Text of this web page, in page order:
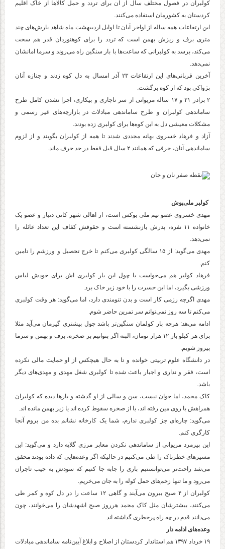
کولبران در فصول مختلف سال از آن برای تردد و حمل کالا‌ها از خاک اقلیم
کردستان به کشورمان استفاده می‌کنند.
این ارتفاعات همه ساله از اواخر آبان تا اوایل اردیبهشت ماه شاهد بارش‌های چند
متری برف و ریزش بهمن است که تردد را برای کوهنوردان قدر هم سخت
می‌کند، برسد به کولبرانی که ساعت‌ها با بار سنگین راه می‌روند و سرما امانشان
نمی‌دهد.
آخرین قربانی‌های این ارتفاعات ۲۳ آذر امسال به دل کوه زدند و جنازه آنان
پژواکی بود که از کوه برگشت.
۲ برادر ۲۱ و ۱۷ ساله مریوانی از سر ناچاری و بیکاری، اجرا نشدن کامل طرح
ساماندهی کولبران و طرح ساماندهی مبادلات در بازارچە‌های غیر رسمی و
مشکلات معیشی دل به این کوه‌ها برای کولبری زده بودند.
آزاد و فرهاد خسروی بهانه مجددی شدند تا همه از کولبران بگویند و از لزوم
ساماندهی آنان، حرفی که همانند ۲ سال قبل فقط در حد حرف ماند.
کولبر ملی‌پوش
مهدی خسروی عضو تیم ملی بوکس است، از اهالی شهر کانی دنیار و عضو یک
خانواده ۱۱ نفره، پدرش بازنشسته است و حقوقش کفاف این تعداد عائله را
نمی‌دهد.
مهدی می‌گوید: از ۱۵ سالگی کولبری می‌کنم تا خرج تحصیل و ورزشم را تامین
کنم.
فرهاد کولبر هم می‌خواست با چول این بار کولبری اش برای خودش لباس
ورزشی بگیرد، اما این حسرت را با خود زیر خاک برد.
مهدی اگرچه رزمی کار است و بدن تنومندی دارد، اما می‌گوید: هر وقت کولبری
می‌کنم تا سه روز نمی‌توانم سر تمرین حاضر شوم.
ادامه می‌هد: هرچه بار کولمان سنگین‌تر باشد چول بیشتری گیرمان می‌آید مثلا
برای هر کیلو بار ۱۲ هزار تومان، البته اگر بتوانیم بر صخره، برف و بهمن و سرما
پیروز شویم.
در دانشگاه علوم تربیتی خوانده و تا به حال هیچکس از او حمایت مالی نکرده
است، فقر و نداری و اجبار باعث شده تا کولبری شغل مهدی و مهدی‌های دیگر
باشد.
کاک محمد، اما جوان نیست، سن و سالی از او گذشته و بار‌ها دیده که کولبران
همراهش یا روی مین رفته اند، یا از صخره سقوط کرده اند یا زیر بهمن مانده اند.‌
می‌گوید: چاره‌ای جز کولبری ندارم، شما یک کارخانه نشانم بده من بروم آنجا
کارگری کنم.
این پیرمرد مریوانی از ساماندهی نکردن معابر مرزی گلایه دارد و می‌گوید: این
مسیر‌های خطرناک را طی می‌کنیم در حالیکه اگر وعده‌هایی که داده بودند محقق
می‌شد راحت‌تر می‌توانستیم باری را جابه جا کنیم که سودش به جیب تاجران
می‌رود و ما تنها زخم‌های حمل کوله را به جان می‌خریم.
کولبران از ۴ صبح بیرون می‌آیند و گاهی ۱۲ ساعت را در دل کوه و کمر طی
می‌کنند، بیشترشان مثل کاک محمد هرروز صبح اشهدشان را می‌خوانند، چون
می‌دانند قدم در چه راه پرخطری گذاشته اند.
وعده‌های ادامه دار
۱۹ خرداد ۱۳۹۷ هم استاندار کردستان از اصلاح و ابلاغ آیین‌نامە ساماندهی مبادلات